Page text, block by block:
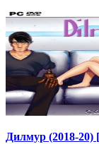
Дилмур (2018-20)